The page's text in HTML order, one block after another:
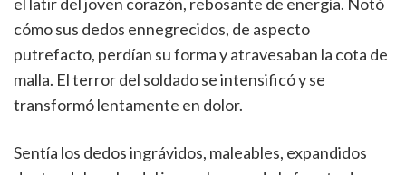
cómo sus dedos ennegrecidos, de aspecto
putrefacto, perdían su forma y atravesaban la cota de
malla. El terror del soldado se intensificó y se
transformó lentamente en dolor.
Sentía los dedos ingrávidos, maleables, expandidos